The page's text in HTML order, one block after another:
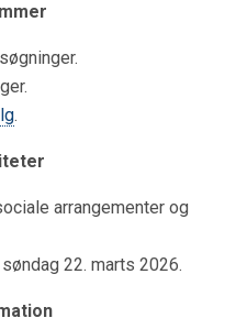
.
arrangementer og
22. marts 2026.